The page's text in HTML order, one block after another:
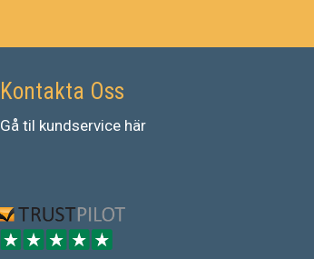
Kontakta Oss
Gå til kundservice här